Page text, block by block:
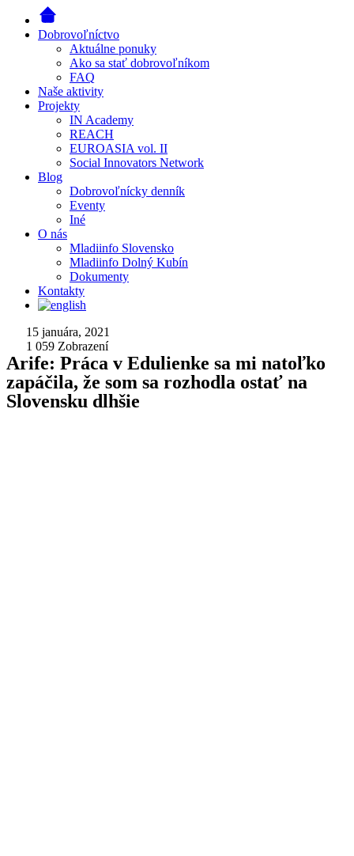
Dobrovoľníctvo
Aktuálne ponuky
Ako sa stať dobrovoľníkom
FAQ
Naše aktivity
Projekty
IN Academy
REACH
EUROASIA vol. II
Social Innovators Network
Blog
Dobrovoľnícky denník
Eventy
Iné
O nás
Mladiinfo Slovensko
Mladiinfo Dolný Kubín
Dokumenty
Kontakty
15 januára, 2021
1 059 Zobrazení
Arife: Práca v Edulienke sa mi natoľko
zapáčila, že som sa rozhodla ostať na
Slovensku dlhšie